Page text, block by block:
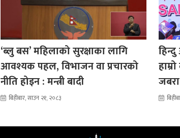
‘ब्लु बस’ महिलाको सुरक्षाका लागि
आवश्यक पहल, विभाजन वा प्रचारको
नीति होइन : मन्त्री बादी
बिहीबार, साउन २१, २०८३
जबरा